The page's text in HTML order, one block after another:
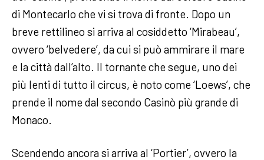
di Montecarlo che vi si trova di fronte. Dopo un
breve rettilineo si arriva al cosiddetto ‘Mirabeau’,
ovvero ‘belvedere’, da cui si può ammirare il mare
e la città dall’alto. Il tornante che segue, uno dei
più lenti di tutto il circus, è noto come ‘Loews’, che
prende il nome dal secondo Casinò più grande di
Monaco.
Scendendo ancora si arriva al ‘Portier’, ovvero la